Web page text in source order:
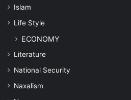
Islam
Life Style
ECONOMY
Literature
National Security
Naxalism